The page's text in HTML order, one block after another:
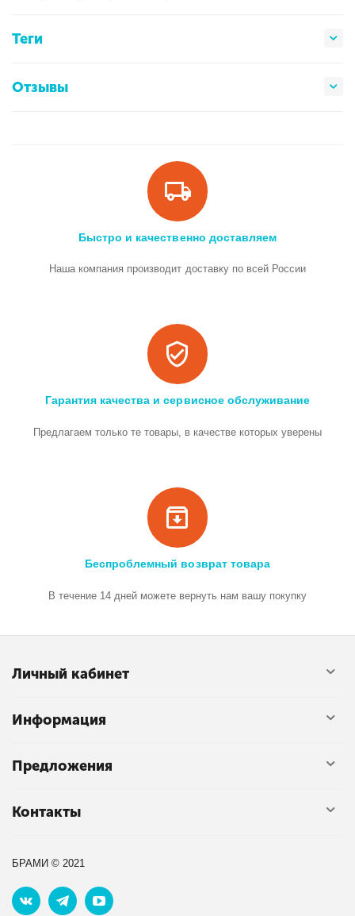
Теги
Отзывы
Быстро и качественно доставляем
Наша компания производит доставку по всей России
Гарантия качества и сервисное обслуживание
Предлагаем только те товары, в качестве которых уверены
Беспроблемный возврат товара
В течение 14 дней можете вернуть нам вашу покупку
Личный кабинет
Информация
Предложения
Контакты
БРАМИ © 2021